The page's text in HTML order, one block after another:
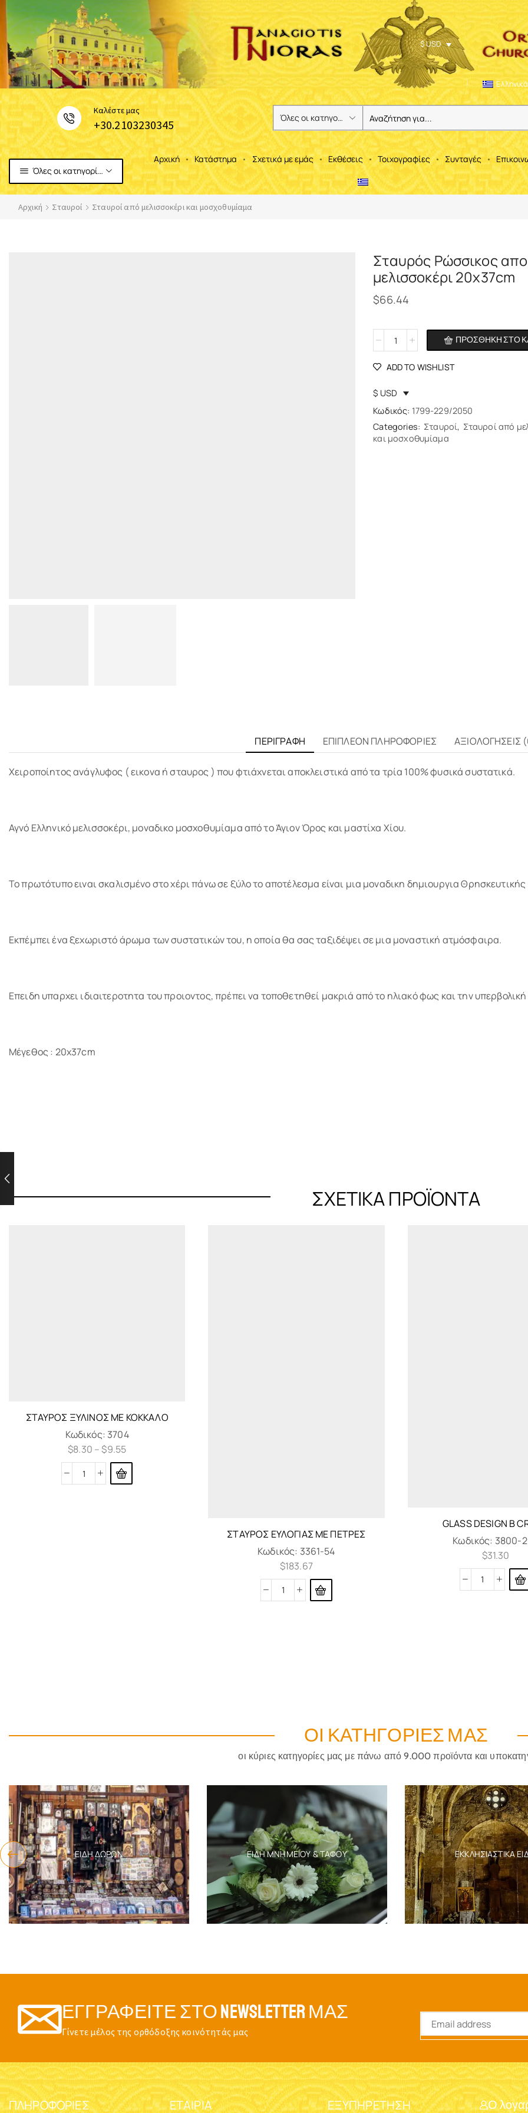
$ USD
Ελληνικά
Καλέστε μας
+30.2103230345
Όλες οι κατηγορίες
Αρχική Κατάστημα Σχετικά με εμάς Εκθέσεις Τοιχογραφίες Συνταγές
Αρχική Σταυροί Σταυροί από μελισσοκέρι και μοσχοθυμίαμα
Σταυρός Ρώσσικος απο
μελισσοκέρι 20x37cm
$66.44
ΠΡΟΣΘΉΚΗ ΣΤΟ
Alternative:
ADD TO WISHLIST
$ USD
Κωδικός: 1799-229/2050
Categories: Σταυροί, Σταυροί από
και μοσχοθυμίαμα
ΠΕΡΙΓΡΑΦΉ ΕΠΙΠΛΈΟΝ ΠΛΗΡΟΦΟΡΊΕΣ ΑΞΙΟΛΟΓΉΣΕΙΣ
Χειροποίητος ανάγλυφος ( εικονα ή σταυρος ) που φτιάχνεται αποκλειστικά από τα τρία 100% φυσικά συστατικά.
Αγνό Ελληνικό μελισσοκέρι, μοναδικο μοσχοθυμίαμα από το Άγιον Όρος και μαστίχα Χίου.
Το πρωτότυπο ειναι σκαλισμένο στο χέρι πάνω σε ξύλο το αποτέλεσμα είναι μια μοναδικη δημιουργια Θρησκευτικής
Εκπέμπει ένα ξεχωριστό άρωμα των συστατικών του, η οποία θα σας ταξιδέψει σε μια μοναστική ατμόσφαιρα.
Επειδη υπαρχει ιδιαιτεροτητα του προιοντος, πρέπει να τοποθετηθεί μακριά από το ηλιακό φως και την
Μέγεθος : 20x37cm
ΣΧΕΤΙΚΆ ΠΡΟΪΌΝΤΑ
ΣΤΑΥΡΌΣ ΞΎΛΙΝΟΣ ΜΕ ΚΌΚΚΑΛΟ
Κωδικός: 3704
$8.30 –$9.55
ΣΤΑΥΡΌΣ ΕΥΛΟΓΊΑΣ ΜΕ ΠΈΤΡΕΣ
Κωδικός: 3361-54
$183.67
GLASS DESIGN B
Κωδικός: 3800-
$31.30
ΟΙ ΚΑΤΗΓΟΡΊΕΣ ΜΑΣ
οι κύριες κατηγορίες μας με πάνω από 9.000 προϊόντα και
ΕΊΔΗ ΔΏΡΩΝ ΕΊΔΗ ΜΝΗΜΕΊΟΥ & ΤΆΦΟΥ ΕΚΚΛΗΣΙΑΣΤΙΚΆ
ΕΓΓΡΑΦΕΊΤΕ ΣΤΟ NEWSLETTER ΜΑΣ
Γίνετε μέλος της ορθόδοξης κοινότητάς μας
ΠΛΗΡΟΦΟΡΊΕΣ ΕΤΑΙΡΊΑ
ΕΞΥΠΗΡΈΤΗΣΗ
Ο